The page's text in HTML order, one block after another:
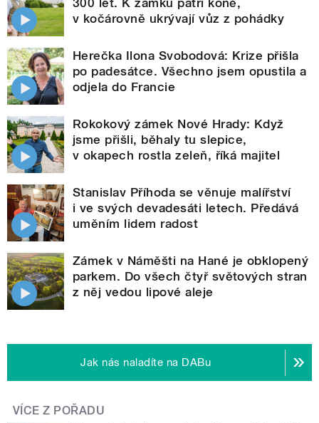
300 let. K zámku patří koně,
v kočárovně ukrývají vůz z pohádky
Herečka Ilona Svobodová: Krize přišla
po padesátce. Všechno jsem opustila a
odjela do Francie
Rokokový zámek Nové Hrady: Když
jsme přišli, běhaly tu slepice,
v okapech rostla zeleň, říká majitel
Stanislav Příhoda se věnuje malířství
i ve svých devadesáti letech. Předává
uměním lidem radost
Zámek v Náměšti na Hané je obklopený
parkem. Do všech čtyř světových stran
z něj vedou lipové aleje
Jak nás naladíte na DABu
VÍCE Z POŘADU